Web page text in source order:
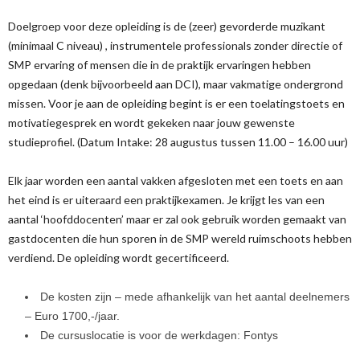
Doelgroep voor deze opleiding is de (zeer) gevorderde muzikant
(minimaal C niveau) , instrumentele professionals zonder directie of
SMP ervaring of mensen die in de praktijk ervaringen hebben
opgedaan (denk bijvoorbeeld aan DCI), maar vakmatige ondergrond
missen. Voor je aan de opleiding begint is er een toelatingstoets en
motivatiegesprek en wordt gekeken naar jouw gewenste
studieprofiel. (Datum Intake: 28 augustus tussen 11.00 – 16.00 uur)
Elk jaar worden een aantal vakken afgesloten met een toets en aan
het eind is er uiteraard een praktijkexamen. Je krijgt les van een
aantal ‘hoofddocenten’ maar er zal ook gebruik worden gemaakt van
gastdocenten die hun sporen in de SMP wereld ruimschoots hebben
verdiend. De opleiding wordt gecertificeerd.
De kosten zijn – mede afhankelijk van het aantal deelnemers
– Euro 1700,-/jaar.
De cursuslocatie is voor de werkdagen: Fontys